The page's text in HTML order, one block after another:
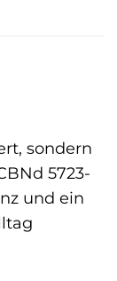
sondern
5723-
und ein